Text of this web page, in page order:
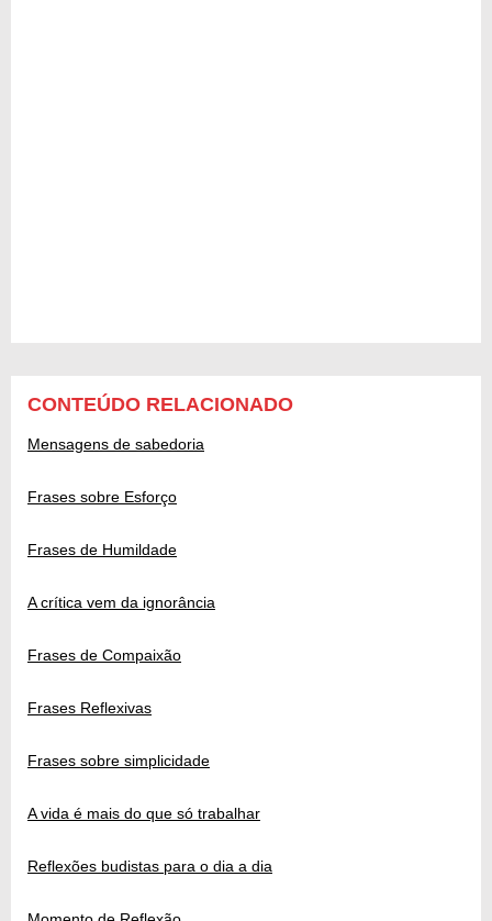
CONTEÚDO RELACIONADO
Mensagens de sabedoria
Frases sobre Esforço
Frases de Humildade
A crítica vem da ignorância
Frases de Compaixão
Frases Reflexivas
Frases sobre simplicidade
A vida é mais do que só trabalhar
Reflexões budistas para o dia a dia